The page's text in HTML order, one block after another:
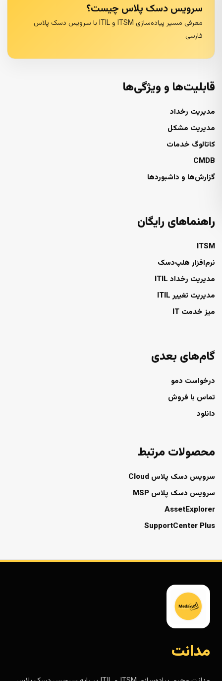
سرویس دسک پلاس چیست؟
معرفی مسیر پیاده‌سازی ITSM و ITIL با سرویس دسک پلاس
فارسی
قابلیت‌ها و ویژگی‌ها
مدیریت رخداد
مدیریت مشکل
کاتالوگ خدمات
CMDB
گزارش‌ها و داشبوردها
راهنماهای رایگان
ITSM
نرم‌افزار هلپ‌دسک
مدیریت رخداد ITIL
مدیریت تغییر ITIL
میز خدمت IT
گام‌های بعدی
درخواست دمو
تماس با فروش
دانلود
محصولات مرتبط
سرویس دسک پلاس Cloud
سرویس دسک پلاس MSP
AssetExplorer
SupportCenter Plus
مدانت